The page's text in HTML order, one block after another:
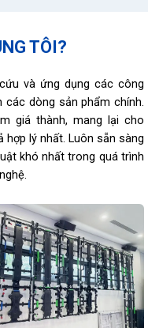
TÔI?
và ứng dụng các công
các dòng sản phẩm chính.
giá thành, mang lại cho
hợp lý nhất. Luôn sẵn sàng
khó nhất trong quá trình